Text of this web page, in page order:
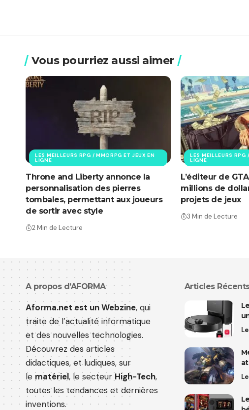
Vous pourriez aussi aimer
LES MEILLEURS RPG / MMORPG ET JEUX EN
LIGNE
Throne and Liberty annonce la
personnalisation des pierres
tombales, permettant aux joueurs
de sortir avec style
2 Min de Lecture
LES MEILLEURS RPG
LIGNE
L’éditeur de
millions de
projets de jeux
3 Min de Lecture
A propos d’AFORMA
Aforma.net est un Webzine, qui
traite de l’actualité informatique
et des nouvelles technologies.
Découvrez des articles
didactiques, et ludiques, sur
le matériel, le secteurHigh-Tech,
toutes les tendances et dernières
inventions.
Articles